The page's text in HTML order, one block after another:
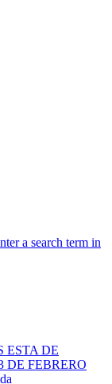
a search term in
ESTA DE
DE FEBRERO